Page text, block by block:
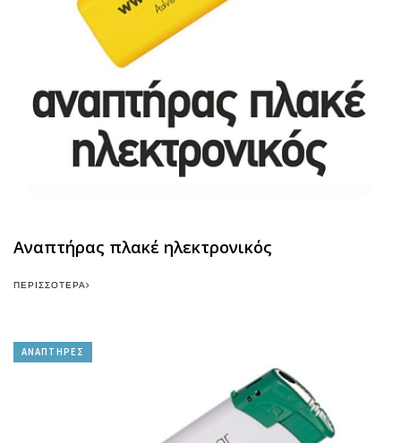
Αναπτήρας πλακέ ηλεκτρονικός
ΠΕΡΙΣΣΌΤΕΡΑ
ΑΝΑΠΤΗΡΕΣ